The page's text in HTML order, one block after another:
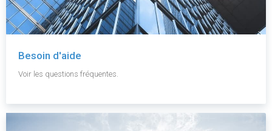
Besoin d'aide
Voir les questions fréquentes.